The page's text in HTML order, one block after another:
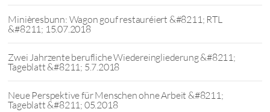
Minièresbunn: Wagon gouf restauréiert &#8211; RTL
&#8211; 15.07.2018
Zwei Jahrzente berufliche Wiedereingliederung &#8211;
Tageblatt &#8211; 5.7.2018
Neue Perspektive für Menschen ohne Arbeit &#8211;
Tageblatt &#8211; 05.2018